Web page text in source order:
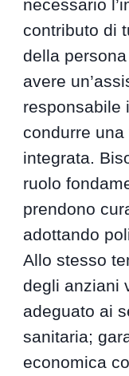
necessario
contributo di
della
avere
responsabile
condurre
integrata.
ruolo
prendono
adottando
Allo stesso
degli anziani
adeguato ai
sanitaria;
economica